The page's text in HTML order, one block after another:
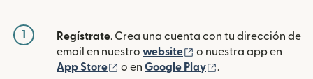
1 Regístrate. Crea una cuenta con tu dirección de
email en nuestro website (se abre en una
o nuestra app en
App Store
(se abre en una ventana nueva)
o en Google Play .